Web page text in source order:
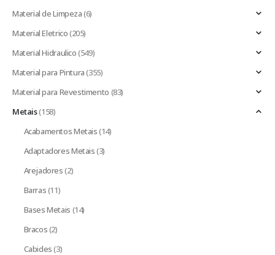
Material de Limpeza(6)
Material Eletrico(205)
Material Hidraulico(549)
Material para Pintura(355)
Material para Revestimento (83)
Metais(158)
Acabamentos Metais(14)
Adaptadores Metais(3)
Arejadores(2)
Barras(11)
Bases Metais (14)
Bracos(2)
Cabides(3)